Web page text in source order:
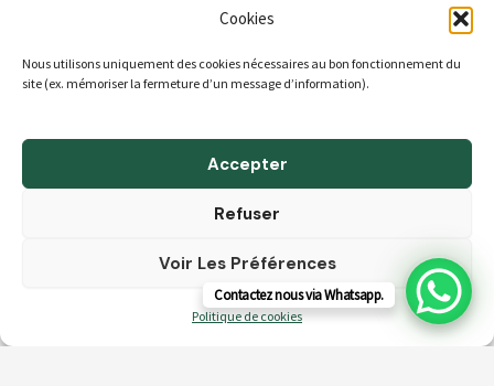
Cookies
Nous utilisons uniquement des cookies nécessaires au bon fonctionnement du
site (ex. mémoriser la fermeture d’un message d’information).
Accepter
Refuser
Voir Les Préférences
Politique de cookies
ACCUEIL
Blog
CGV
Politique de cookies (UE)
Contactez nous via Whatsapp.